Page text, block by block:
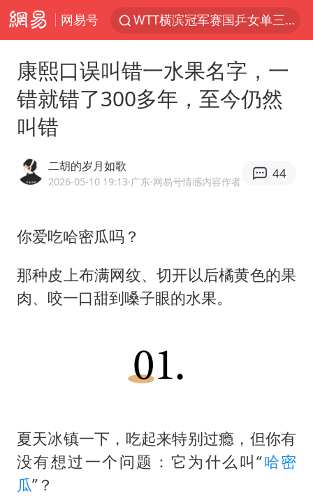
网易号
浙江上海等地有大雨或暴雨
直击东北超：哈尔滨vs通辽
香港宏福苑火灾或由烟头引起
酒店回应车内过夜被收150元
白海豚将正面袭击贯穿浙江
乐享全民健身 共筑健康中国
康熙口误叫错一水果名字，一
错就错了300多年，至今仍然
叫错
二胡的岁月如歌
2026-05-10 19:13·广东·网易号情感内容作者
44
你爱吃哈密瓜吗？
那种皮上布满网纹、切开以后橘黄色的果
肉、咬一口甜到嗓子眼的水果。
夏天冰镇一下，吃起来特别过瘾，但你有
没有想过一个问题：它为什么叫“哈密
瓜”？